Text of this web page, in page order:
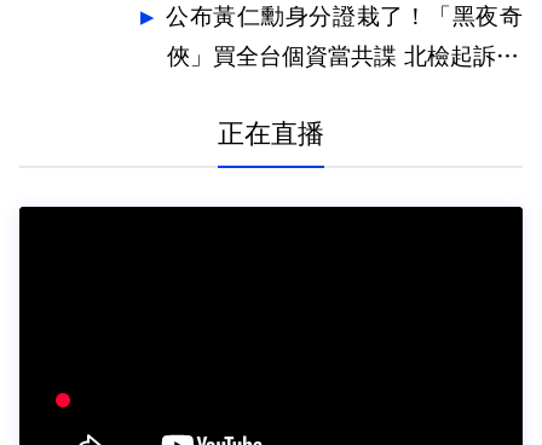
錄
公布黃仁勳身分證栽了！「黑夜奇
俠」買全台個資當共諜 北檢起訴12
正在直播